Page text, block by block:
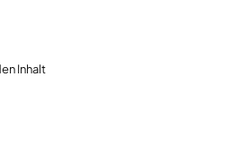
Inhalt